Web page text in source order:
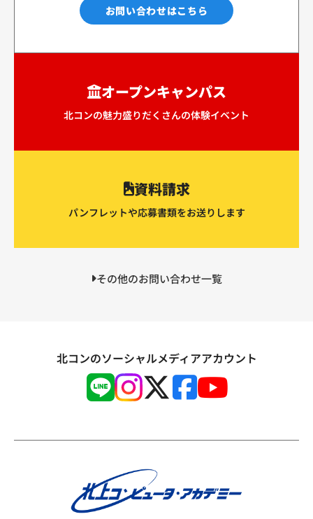
お問い合わせはこちら
オープンキャンパス
北コンの魅力盛りだくさんの体験イベント
資料請求
パンフレットや応募書類をお送りします
その他のお問い合わせ一覧
北コンのソーシャルメディアアカウント